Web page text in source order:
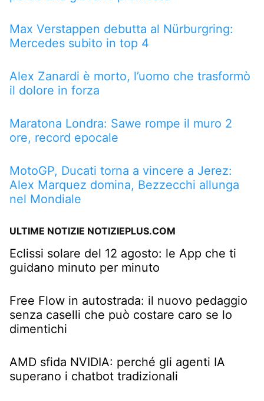
Max Verstappen debutta al Nürburgring:
Mercedes subito in top 4
Alex Zanardi è morto, l’uomo che trasformò
il dolore in forza
Maratona Londra: Sawe rompe il muro 2
ore, record epocale
MotoGP, Ducati torna a vincere a Jerez:
Alex Marquez domina, Bezzecchi allunga
nel Mondiale
ULTIME NOTIZIE NOTIZIEPLUS.COM
Eclissi solare del 12 agosto: le App che ti
guidano minuto per minuto
Free Flow in autostrada: il nuovo pedaggio
senza caselli che può costare caro se lo
dimentichi
AMD sfida NVIDIA: perché gli agenti IA
superano i chatbot tradizionali